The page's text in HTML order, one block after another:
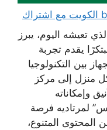
تعيشه اليوم، يبرز
يقدم تجربة
بين التكنولوجيا
منزل إلى مركز
وإمكاناته
لمرتاديه فرصة
المحتوى المتنوع،